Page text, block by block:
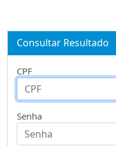
Consultar Resultado
CPF
Senha